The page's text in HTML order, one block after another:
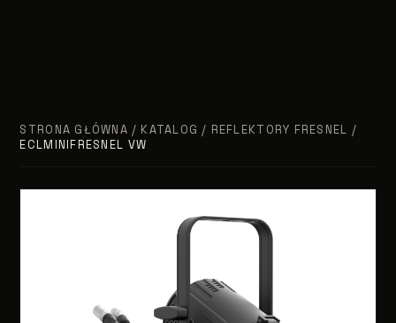
STRONA GŁÓWNA / KATALOG / REFLEKTORY FRESNEL /
ECLMINIFRESNEL VW